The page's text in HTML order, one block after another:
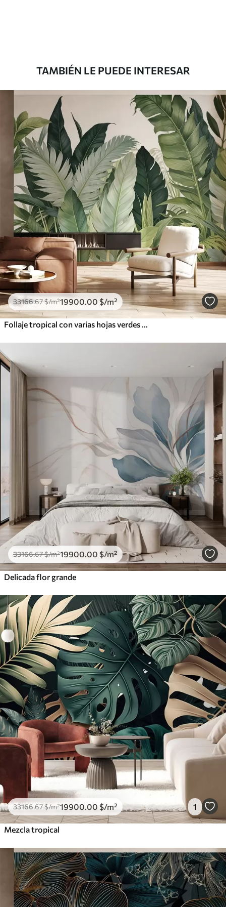
Vinilo Premium
43816.6726290.00$/m²
TAMBIÉN LE PUEDE INTERESAR
33166.67$/m²19900 .00 $/m²
33166.67$/m²19900 .00 $/m²
Delicada flor grande
33166.67$/m²19900.00 $/m² 1
Mezcla tropical